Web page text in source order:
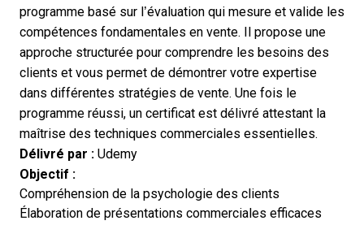
programme basé sur l’évaluation qui mesure et valide les
compétences fondamentales en vente. Il propose une
approche structurée pour comprendre les besoins des
clients et vous permet de démontrer votre expertise
dans différentes stratégies de vente. Une fois le
programme réussi, un certificat est délivré attestant la
maîtrise des techniques commerciales essentielles.
Délivré par : Udemy
Objectif :
Compréhension de la psychologie des clients
Élaboration de présentations commerciales efficaces